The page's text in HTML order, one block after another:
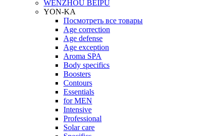
WENZHOU BEIPU
YON-KA
Посмотреть все товары
Age correction
Age defense
Age exception
Aroma SPA
Body specifics
Boosters
Contours
Essentials
for MEN
Intensive
Professional
Solar care